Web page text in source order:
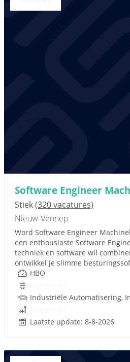
Software Engineer
Stiek(320 vacatures)
Nieuw-Vennep
Word Software Engineer
een enthousiaste Software
techniek en software wil
ontwikkel je slimme
HBO
Laatste update: 8-8-2026